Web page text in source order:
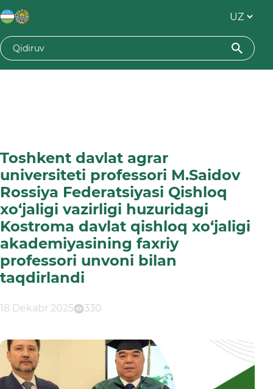
Toshkent davlat agrar
universiteti professori M.Saidov
Rossiya Federatsiyasi Qishloq
xo‘jaligi vazirligi huzuridagi
Kostroma davlat qishloq xo‘jaligi
akademiyasining faxriy
professori unvoni bilan
taqdirlandi
18 Dekabr 2025 330